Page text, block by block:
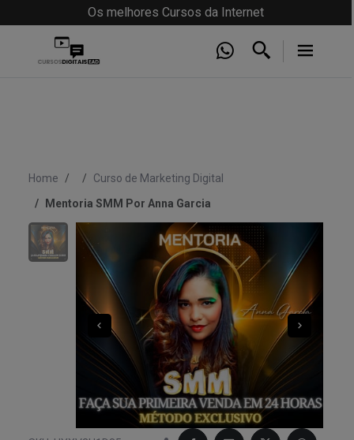
Os melhores Cursos da Internet
Home
Curso de Marketing Digital
Mentoria SMM Por Anna Garcia